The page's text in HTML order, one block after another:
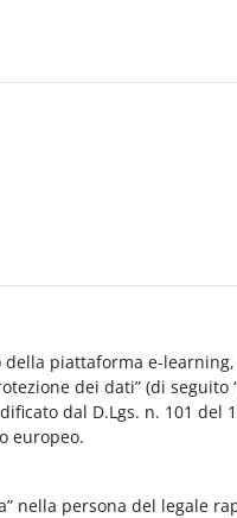
piattaforma e-
dei dati” (di seguito
dal D.Lgs. n. 101
europeo.
nella persona del legale